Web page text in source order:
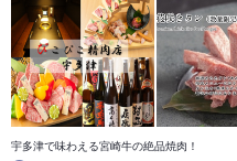
宇多津で味わえる宮崎牛の絶品焼肉！